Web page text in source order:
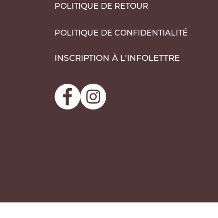
POLITIQUE DE RETOUR
POLITIQUE DE CONFIDENTIALITÉ
INSCRIPTION À L'INFOLETTRE